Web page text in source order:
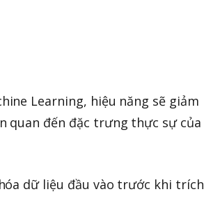
Learning, hiệu năng sẽ giảm
quan đến đặc trưng thực sự của
dữ liệu đầu vào trước khi trích